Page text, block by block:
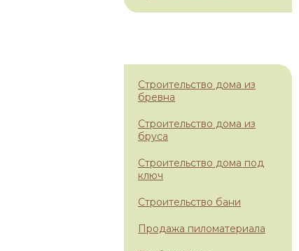
Строительство дома из
бревна
Строительство дома из
бруса
Строительство дома под
ключ
Строительство бани
Продажа пиломатериала